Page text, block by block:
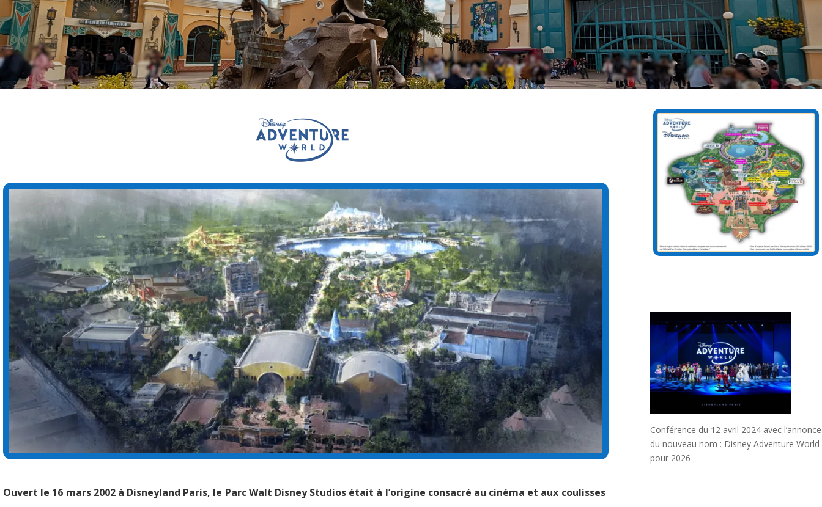
Ouvert le 16 mars 2002 à Disneyland Paris, le Parc Walt Disney Studios était à l’origine consacré au cinéma et aux coulisses
Conférence du 12 avril 2024 avec l’annonce
du nouveau nom : Disney Adventure World
pour 2026